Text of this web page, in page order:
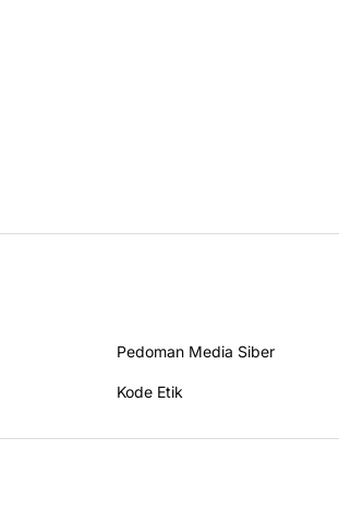
Pedoman Media Siber
Kode Etik